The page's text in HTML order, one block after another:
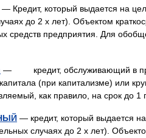
— Кредит, который выдается на
до 2 х лет). Объектом
средств предприятия. Для
— кредит, обслуживающий в
(при капитализме) или
как правило, на
— кредит, который выдается
случаях до 2 х лет).